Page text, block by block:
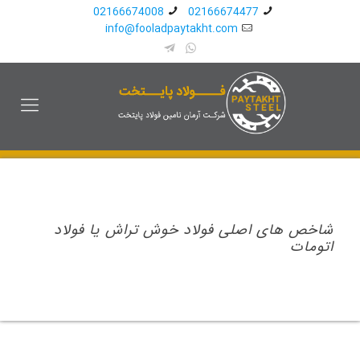
02166674477
02166674008
info@fooladpaytakht.com
شاخص های اصلی فولاد خوش تراش یا فولاد
اتومات